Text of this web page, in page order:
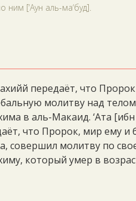
[‘Аун аль-ма‘буд].
передаёт, что
молитву над
в аль-Макаид. ‘Ата [ибн
что Пророк, мир ему и
совершил молитву по
который умер в